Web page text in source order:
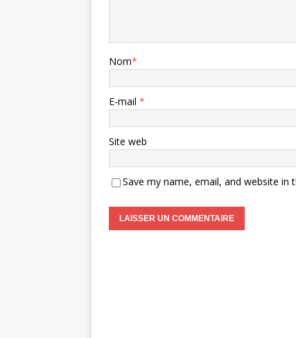
Nom*
E-mail *
Site web
Save my name, email, and website